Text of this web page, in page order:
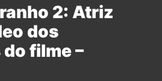
2: Atriz
dos
filme –